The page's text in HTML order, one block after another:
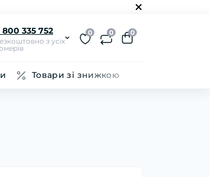
800 335 752
з усіх
0 0 0
Товари зі знижкою